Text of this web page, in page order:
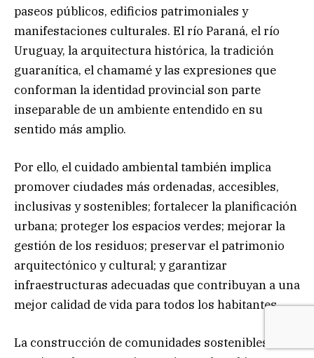
paseos públicos, edificios patrimoniales y
manifestaciones culturales. El río Paraná, el río
Uruguay, la arquitectura histórica, la tradición
guaranítica, el chamamé y las expresiones que
conforman la identidad provincial son parte
inseparable de un ambiente entendido en su
sentido más amplio.
Por ello, el cuidado ambiental también implica
promover ciudades más ordenadas, accesibles,
inclusivas y sostenibles; fortalecer la planificación
urbana; proteger los espacios verdes; mejorar la
gestión de los residuos; preservar el patrimonio
arquitectónico y cultural; y garantizar
infraestructuras adecuadas que contribuyan a una
mejor calidad de vida para todos los habitantes.
La construcción de comunidades sostenibles